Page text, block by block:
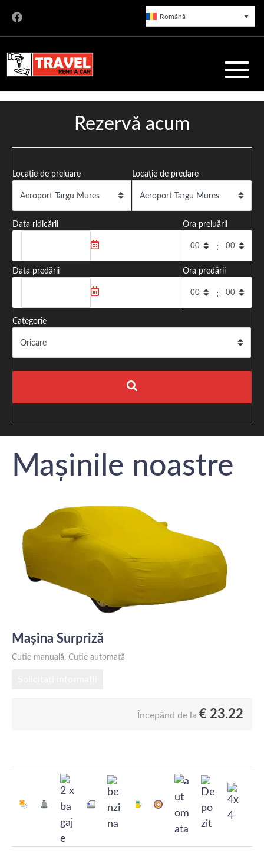
Română
Rent a Car Târgu Mureș
flotă modernă și prețuri corecte. Preluare rapidă din
Rezervă acum
Locație de preluare Locație de predare
Data ridicării Ora preluării
:
Data predării Ora predării
:
Categorie
Mașinile noastre
Mașina Surpriză
Cutie manuală, Cutie automată
Începând de la € 23.22